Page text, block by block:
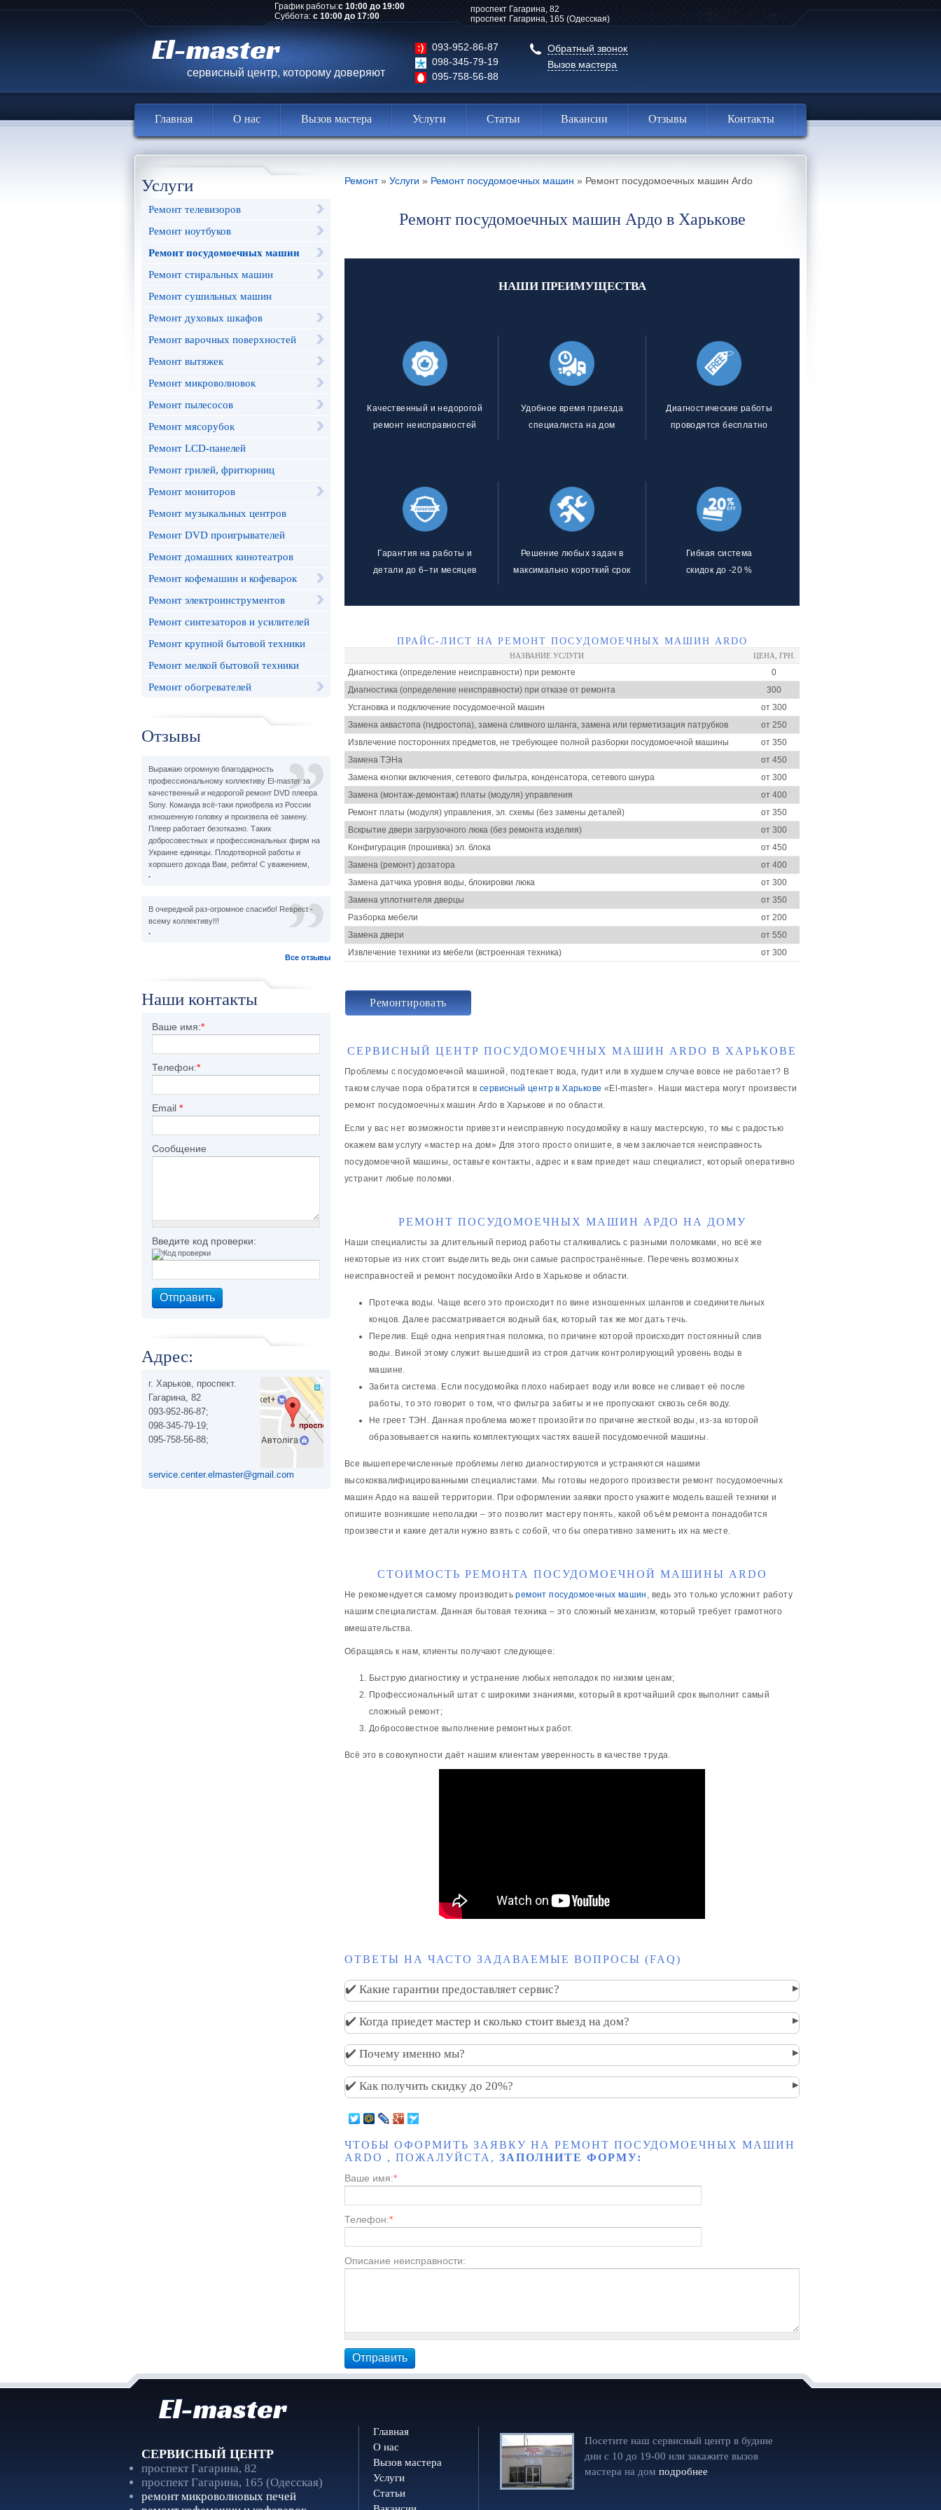
El-master
сервисный центр, которому доверяют
График работы:с 10:00 до 19:00
Суббота: с 10:00 до 17:00
проспект Гагарина, 82
проспект Гагарина, 165 (Одесская)
093-952-86-87
098-345-79-19
095-758-56-88
Обратный звонок
Вызов мастера
Главная О нас Вызов мастера Услуги Статьи Вакансии Отзывы Контакты
Услуги
Ремонт телевизоров
Ремонт ноутбуков
Ремонт посудомоечных машин
Ремонт стиральных машин
Ремонт сушильных машин
Ремонт духовых шкафов
Ремонт варочных поверхностей
Ремонт вытяжек
Ремонт микроволновок
Ремонт пылесосов
Ремонт мясорубок
Ремонт LCD-панелей
Ремонт грилей, фритюрниц
Ремонт мониторов
Ремонт музыкальных центров
Ремонт DVD проигрывателей
Ремонт домашних кинотеатров
Ремонт кофемашин и кофеварок
Ремонт электроинструментов
Ремонт синтезаторов и усилителей
Ремонт крупной бытовой техники
Ремонт мелкой бытовой техники
Ремонт обогревателей
Отзывы
Выражаю огромную благодарность
профессиональному коллективу El-master за
качественный и недорогой ремонт DVD плеера
Sony. Команда всё-таки приобрела из России
изношенную головку и произвела её замену.
Плеер работает безотказно. Таких
добросовестных и профессиональных фирм на
Украине единицы. Плодотворной работы и
хорошего дохода Вам, ребята! С уважением,
.
В очередной раз-огромное спасибо! Respect -
всему коллективу!!!
.
Все отзывы
Наши контакты
Ваше имя:*
Телефон:*
Email *
Сообщение
Введите код проверки:
Адрес:
г. Харьков, проспект.
Гагарина, 82
093-952-86-87;
098-345-79-19;
095-758-56-88;
service.center.elmaster@gmail.com
Ремонт» Услуги » Ремонт посудомоечных машин » Ремонт посудомоечных машин Ardo
Ремонт посудомоечных машин Ардо в Харькове
НАШИ ПРЕИМУЩЕСТВА
Качественный и недорогой
ремонт неисправностей
Удобное время приезда
специалиста на дом
Диагностические работы
проводятся бесплатно
Гарантия на работы и
детали до 6–ти месяцев
Решение любых задач в
максимально короткий срок
Гибкая система
скидок до -20 %
ПРАЙС-ЛИСТ НА РЕМОНТ ПОСУДОМОЕЧНЫХ МАШИН ARDO
НАЗВАНИЕ УСЛУГИ ЦЕНА, ГРН.
Диагностика (определение неисправности) при ремонте
0
Диагностика (определение неисправности) при отказе от ремонта
300
Установка и подключение посудомоечной машин
от 300
Замена аквастопа (гидростопа), замена сливного шланга, замена или герметизация патрубков
от 250
Извлечение посторонних предметов, не требующее полной разборки посудомоечной машины
от 350
Замена ТЭНа
от 450
Замена кнопки включения, сетевого фильтра, конденсатора, сетевого шнура
от 300
Замена (монтаж-демонтаж) платы (модуля) управления
от 400
Ремонт платы (модуля) управления, эл. схемы (без замены деталей)
от 350
Вскрытие двери загрузочного люка (без ремонта изделия)
от 300
Конфигурация (прошивка) эл. блока
от 450
Замена (ремонт) дозатора
от 400
Замена датчика уровня воды, блокировки люка
от 300
Замена уплотнителя дверцы
от 350
Разборка мебели
от 200
Замена двери
от 550
Извлечение техники из мебели (встроенная техника)
от 300
Ремонтировать
СЕРВИСНЫЙ ЦЕНТР ПОСУДОМОЕЧНЫХ МАШИН ARDO В ХАРЬКОВЕ
Проблемы с посудомоечной машиной, подтекает вода, гудит или в худшем случае вовсе не работает? В
таком случае пора обратится в сервисный центр в Харькове «El-master». Наши мастера могут произвести
ремонт посудомоечных машин Ardo в Харькове и по области.
Если у вас нет возможности привезти неисправную посудомойку в нашу мастерскую, то мы с радостью
окажем вам услугу «мастер на дом» Для этого просто опишите, в чем заключается неисправность
посудомоечной машины, оставьте контакты, адрес и к вам приедет наш специалист, который оперативно
устранит любые поломки.
РЕМОНТ ПОСУДОМОЕЧНЫХ МАШИН АРДО НА ДОМУ
Наши специалисты за длительный период работы сталкивались с разными поломками, но всё же
некоторые из них стоит выделить ведь они самые распространённые. Перечень возможных
неисправностей и ремонт посудомойки Ardo в Харькове и области.
Протечка воды. Чаще всего это происходит по вине изношенных шлангов и соединительных
концов. Далее рассматривается водный бак, который так же мог дать течь.
Перелив. Ещё одна неприятная поломка, по причине которой происходит постоянный слив
воды. Виной этому служит вышедший из строя датчик контролирующий уровень воды в
машине.
Забита система. Если посудомойка плохо набирает воду или вовсе не сливает её после
работы, то это говорит о том, что фильтра забиты и не пропускают сквозь себя воду.
Не греет ТЭН. Данная проблема может произойти по причине жесткой воды, из-за которой
образовывается накипь комплектующих частях вашей посудомоечной машины.
Все вышеперечисленные проблемы легко диагностируются и устраняются нашими
высококвалифицированными специалистами. Мы готовы недорого произвести ремонт посудомоечных
машин Ардо на вашей территории. При оформлении заявки просто укажите модель вашей техники и
опишите возникшие неполадки – это позволит мастеру понять, какой объём ремонта понадобится
произвести и какие детали нужно взять с собой, что бы оперативно заменить их на месте.
СТОИМОСТЬ РЕМОНТА ПОСУДОМОЕЧНОЙ МАШИНЫ ARDO
Не рекомендуется самому производитьремонт посудомоечных машин , ведь это только усложнит работу
нашим специалистам. Данная бытовая техника – это сложный механизм, который требует грамотного
вмешательства.
Обращаясь к нам, клиенты получают следующее:
Быструю диагностику и устранение любых неполадок по низким ценам;
Профессиональный штат с широкими знаниями, который в кротчайший срок выполнит самый
сложный ремонт;
Добросовестное выполнение ремонтных работ.
Всё это в совокупности даёт нашим клиентам уверенность в качестве труда.
ОТВЕТЫ НА ЧАСТО ЗАДАВАЕМЫЕ ВОПРОСЫ (FAQ)
✔️ Какие гарантии предоставляет сервис? ▸
✔️ Когда приедет мастер и сколько стоит выезд на дом? ▸
✔️ Почему именно мы? ▸
✔️ Как получить скидку до 20%? ▸
ЧТОБЫ ОФОРМИТЬ ЗАЯВКУ НА РЕМОНТ ПОСУДОМОЕЧНЫХ МАШИН
ARDO , ПОЖАЛУЙСТА, ЗАПОЛНИТЕ ФОРМУ:
Ваше имя:*
Телефон:*
Описание неисправности:
El-master
СЕРВИСНЫЙ ЦЕНТР
проспект Гагарина, 82
проспект Гагарина, 165 (Одесская)
ремонт микроволновых печей
Главная
О нас
Вызов мастера
Услуги
Статьи
Посетите наш сервисный центр в будние
дни с 10 до 19-00 или закажите вызов
мастера на дом подробнее